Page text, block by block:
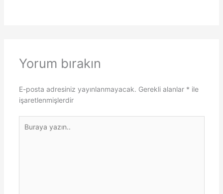
Yorum bırakın
E-posta adresiniz yayınlanmayacak. Gerekli alanlar * ile
işaretlenmişlerdir
yazın..